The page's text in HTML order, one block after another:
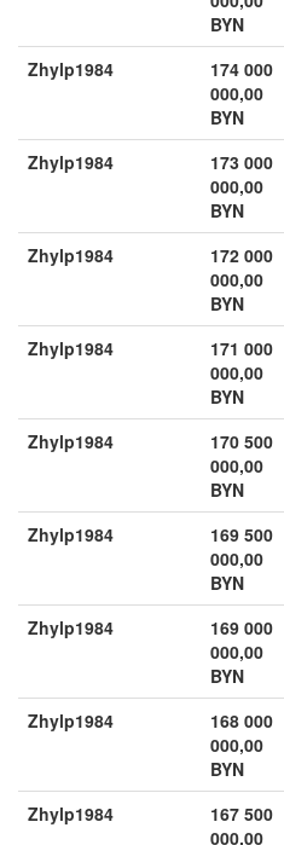
BYN
Zhylp1984
174 000
000,00
BYN
Zhylp1984
173 000
000,00
BYN
Zhylp1984
172 000
000,00
BYN
Zhylp1984
171 000
000,00
BYN
Zhylp1984
170 500
000,00
BYN
Zhylp1984
169 500
000,00
BYN
Zhylp1984
169 000
000,00
BYN
Zhylp1984
168 000
000,00
BYN
Zhylp1984
167 500
000,00